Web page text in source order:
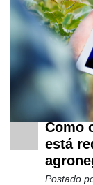
Análise
E-
Commerce
Agricultura
Software
Empresarial
Como
está
Postado